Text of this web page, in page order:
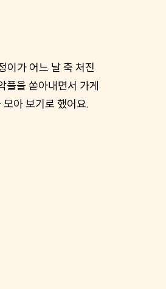
이가 어느 날 축 처진
플을 쏟아내면서 가게
아 보기로 했어요.